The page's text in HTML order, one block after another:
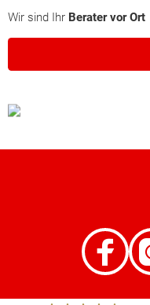
Wir sind Ihr Berater vor Ort